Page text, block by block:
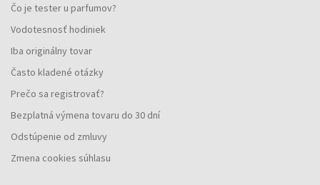
Čo je tester u parfumov?
Vodotesnosť hodiniek
Iba originálny tovar
Často kladené otázky
Prečo sa registrovať?
Bezplatná výmena tovaru do 30 dní
Odstúpenie od zmluvy
Zmena cookies súhlasu